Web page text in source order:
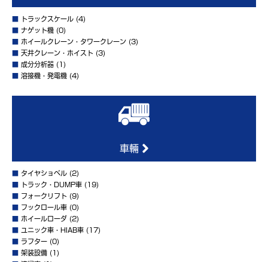
トラックスケール (4)
ナゲット機 (0)
ホイールクレーン・タワークレーン (3)
天井クレーン・ホイスト (3)
成分分析器 (1)
溶接機・発電機 (4)
車輛
タイヤショベル (2)
トラック・DUMP車 (19)
フォークリフト (9)
フックロール車 (0)
ホイールローダ (2)
ユニック車・HIAB車 (17)
ラフター (0)
架装設備 (1)